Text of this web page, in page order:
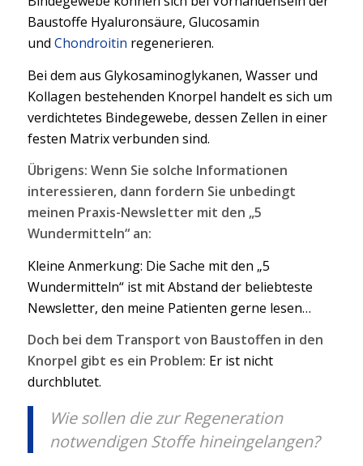
Baustoffe Hyaluronsäure, Glucosamin
und Chondroitin regenerieren.
Bei dem aus Glykosaminoglykanen, Wasser und
Kollagen bestehenden Knorpel handelt es sich um
verdichtetes Bindegewebe, dessen Zellen in einer
festen Matrix verbunden sind.
Übrigens: Wenn Sie solche Informationen
interessieren, dann fordern Sie unbedingt
meinen Praxis-Newsletter mit den „5
Wundermitteln“ an:
Kleine Anmerkung: Die Sache mit den „5
Wundermitteln“ ist mit Abstand der beliebteste
Newsletter, den meine Patienten gerne lesen…
Doch bei dem Transport von Baustoffen in den
Knorpel gibt es ein Problem: Er ist nicht
durchblutet.
Wie sollen die zur Regeneration
notwendigen Stoffe hineingelangen?